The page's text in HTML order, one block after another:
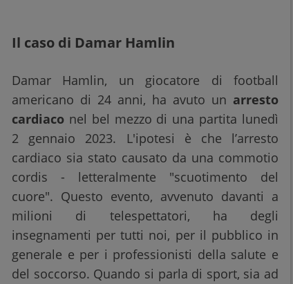
Il caso di Damar Hamlin
Damar Hamlin, un giocatore di football
americano di 24 anni, ha avuto un arresto
cardiaco nel bel mezzo di una partita lunedì
2 gennaio 2023. L'ipotesi è che l’arresto
cardiaco sia stato causato da una commotio
cordis - letteralmente "scuotimento del
cuore". Questo evento, avvenuto davanti a
milioni di telespettatori, ha degli
insegnamenti per tutti noi, per il pubblico in
generale e per i professionisti della salute e
del soccorso. Quando si parla di sport, sia ad